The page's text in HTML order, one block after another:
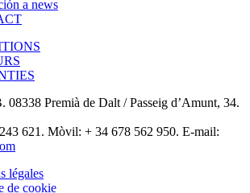
a news
08338 Premià de Dalt / Passeig d’Amunt, 34.
621. Mòvil: + 34 678 562 950. E-mail:
légales
de cookie